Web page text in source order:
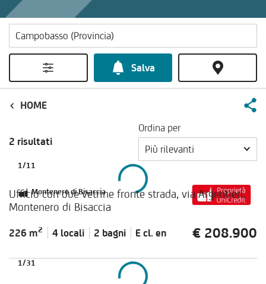
Salva
HOME
2 risultati
Ordina per
Più rilevanti
Montenero di Bisaccia
1/11
Ufficio con due vetrine fronte strada, via Argentieri,
Montenero di Bisaccia
226 m2 4 locali 2 bagni E cl. en € 208.900
1/31